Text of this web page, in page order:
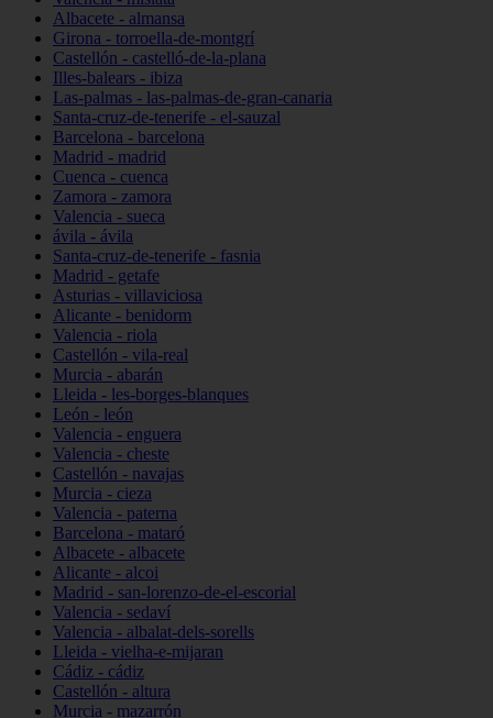
Albacete - almansa
Girona - torroella-de-montgrí
Castellón - castelló-de-la-plana
Illes-balears - ibiza
Las-palmas - las-palmas-de-gran-canaria
Santa-cruz-de-tenerife - el-sauzal
Barcelona - barcelona
Madrid - madrid
Cuenca - cuenca
Zamora - zamora
Valencia - sueca
ávila - ávila
Santa-cruz-de-tenerife - fasnia
Madrid - getafe
Asturias - villaviciosa
Alicante - benidorm
Valencia - riola
Castellón - vila-real
Murcia - abarán
Lleida - les-borges-blanques
León - león
Valencia - enguera
Valencia - cheste
Castellón - navajas
Murcia - cieza
Valencia - paterna
Barcelona - mataró
Albacete - albacete
Alicante - alcoi
Madrid - san-lorenzo-de-el-escorial
Valencia - sedaví
Valencia - albalat-dels-sorells
Lleida - vielha-e-mijaran
Cádiz - cádiz
Castellón - altura
Murcia - mazarrón